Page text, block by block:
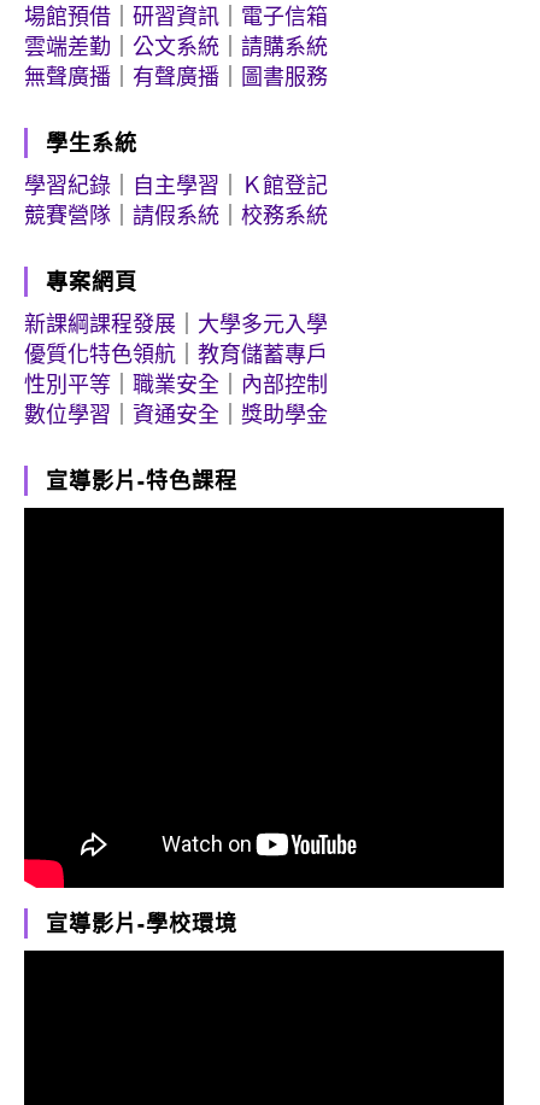
場館預借
研習資訊
電子信箱
雲端差勤
公文系統
請購系統
無聲廣播
有聲廣播 圖書服務
學生系統
學習紀錄
自主學習
Ｋ館登記
競賽營隊
請假系統 校務系統
專案網頁
新課綱課程發展
大學多元入學
優質化特色領航
教育儲蓄專戶
性別平等
職業安全
內部控制
數位學習
資通安全 獎助學金
宣導影片-特色課程
宣導影片-學校環境